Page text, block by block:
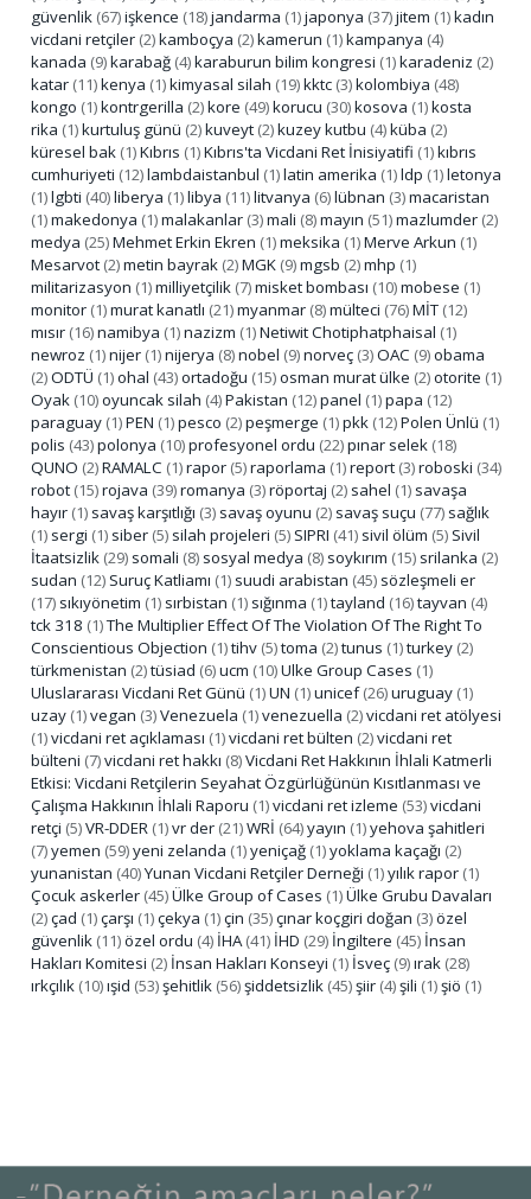
güvenlik (67)işkence (18)jandarma (1)japonya (37)jitem (1)kadın
vicdani retçiler (2)kamboçya (2)kamerun (1)kampanya (4)
kanada (9)karabağ (4)karaburun bilim kongresi (1)karadeniz (2)
katar (11)kenya (1)kimyasal silah (19)kktc (3)kolombiya (48)
kongo (1)kontrgerilla (2)kore (49)korucu (30)kosova (1)kosta
rika (1)kurtuluş günü (2)kuveyt (2)kuzey kutbu (4)küba (2)
küresel bak (1)Kıbrıs (1)Kıbrıs'ta Vicdani Ret İnisiyatifi (1)kıbrıs
cumhuriyeti (12)lambdaistanbul (1)latin amerika (1)ldp (1)letonya
(1)lgbti (40)liberya (1)libya (11)litvanya (6)lübnan (3)macaristan
(1)makedonya (1)malakanlar (3)mali (8)mayın (51)mazlumder (2)
medya (25)Mehmet Erkin Ekren (1)meksika (1)Merve Arkun (1)
Mesarvot (2)metin bayrak (2)MGK (9)mgsb (2)mhp (1)
militarizasyon (1)milliyetçilik (7)misket bombası (10)mobese (1)
monitor (1)murat kanatlı (21)myanmar (8)mülteci (76)MİT (12)
mısır (16)namibya (1)nazizm (1)Netiwit Chotiphatphaisal (1)
newroz (1)nijer (1)nijerya (8)nobel (9)norveç (3)OAC (9)obama
(2)ODTÜ (1)ohal (43)ortadoğu (15)osman murat ülke (2)otorite (1)
Oyak (10)oyuncak silah (4)Pakistan (12)panel (1)papa (12)
paraguay (1)PEN (1)pesco (2)peşmerge (1)pkk (12)Polen Ünlü (1)
polis (43)polonya (10)profesyonel ordu (22)pınar selek (18)
QUNO (2)RAMALC (1)rapor (5)raporlama (1)report (3)roboski (34)
robot (15)rojava (39)romanya (3)röportaj (2) sahel (1) savaşa
hayır (1) savaş karşıtlığı (3) savaş oyunu (2) savaş suçu (77) sağlık
(1) sergi (1) siber (5) silah projeleri (5)SIPRI (41) sivil ölüm (5)Sivil
İtaatsizlik (29) somali (8) sosyal medya (8) soykırım (15) srilanka (2)
sudan (12)Suruç Katliamı (1) suudi arabistan (45) sözleşmeli er
(17) sıkıyönetim (1) sırbistan (1) sığınma (1)tayland (16)tayvan (4)
tck 318 (1)The Multiplier Effect Of The Violation Of The Right To
Conscientious Objection (1)tihv (5)toma (2)tunus (1)turkey (2)
türkmenistan (2)tüsiad (6)ucm (10)Ulke Group Cases (1)
Uluslararası Vicdani Ret Günü (1)UN (1)unicef(26)uruguay (1)
uzay (1)vegan (3)Venezuela (1)venezuella (2)vicdani ret atölyesi
(1)vicdani ret açıklaması (1)vicdani ret bülten (2)vicdani ret
bülteni (7)vicdani ret hakkı (8)Vicdani Ret Hakkının İhlali Katmerli
Etkisi: Vicdani Retçilerin Seyahat Özgürlüğünün Kısıtlanması ve
Çalışma Hakkının İhlali Raporu (1)vicdani ret izleme (53)vicdani
retçi (5)VR-DDER (1)vr der (21)WRİ (64)yayın (1)yehova şahitleri
(7)yemen (59)yeni zelanda (1)yeniçağ (1)yoklama kaçağı (2)
yunanistan (40)Yunan Vicdani Retçiler Derneği (1)yılık rapor (1)
Çocuk askerler (45)Ülke Group of Cases (1)Ülke Grubu Davaları
(2)çad (1)çarşı (1)çekya (1)çin (35)çınar koçgiri doğan (3)özel
güvenlik (11)özel ordu (4) İHA(41) İHD (29) İngiltere (45) İnsan
Hakları Komitesi (2) İnsan Hakları Konseyi (1) İsveç (9)ırak (28)
ırkçılık (10)ışid (53)şehitlik (56)şiddetsizlik (45)şiir (4)şili (1)şiö (1)